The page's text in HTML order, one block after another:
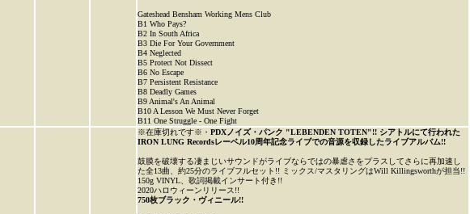
Gateshead Bensham Working Mens Club
B1 Who Pays?
B2 In South Africa
B3 Die For Your Government
B4 Neglected
B5 Protect Not Dissect
B6 No Escape
B7 Persistent Resistance
B8 Deadly Games
B9 Animal's An Animal
B10 A Lesson We Must Never Forget
B11 One Struggle - One Fight
※在庫切れです※・ PDXノイズ・パンク "LEBENDEN TOTEN"!! シアトルにて行われた
IRON LUNG Recordsレーベル10周年記念ライブでの音源を収録したライブアルバム!!
鼓膜を破壊する凄まじいサウンドがライブならではの暴虐さをプラスしてさらに再加速し
た全13曲、約25分のライブフルセット!! ミックス/マスタリングはWill Killingsworthが担当!!
150g VINYL、歌詞掲載インサート付き!!
2020ハロウィーンリリース!!
750枚ブラック・ヴィニール!!